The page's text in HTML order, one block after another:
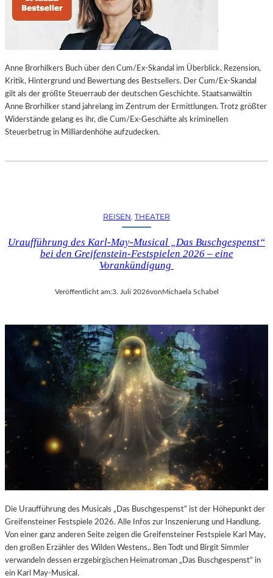
Anne Brorhilkers Buch über den Cum/Ex-Skandal im Überblick. Rezension,
Kritik, Hintergrund und Bewertung des Bestsellers. Der Cum/Ex-Skandal
gilt als der größte Steuerraub der deutschen Geschichte. Staatsanwältin
Anne Brorhilker stand jahrelang im Zentrum der Ermittlungen. Trotz größter
Widerstände gelang es ihr, die Cum/Ex-Geschäfte als kriminellen
Steuerbetrug in Milliardenhöhe aufzudecken.
REISEN, THEATER
Uraufführung des Karl-May-Musical „Das Buschgespenst“
bei den Greifenstein-Festspielen 2026 – eine
Vorankündigung
Veröffentlicht am:3. Juli 2026vonMichaela Schabel
Die Uraufführung des Musicals „Das Buschgespenst“ ist der Höhepunkt der
Greifensteiner Festspiele 2026. Alle Infos zur Inszenierung und Handlung.
Von einer ganz anderen Seite zeigen die Greifensteiner Festspiele Karl May,
den großen Erzähler des Wilden Westens,. Ben Todt und Birgit Simmler
verwandeln dessen erzgebirgischen Heimatroman „Das Buschgespenst“ in
ein Karl May-Musical.